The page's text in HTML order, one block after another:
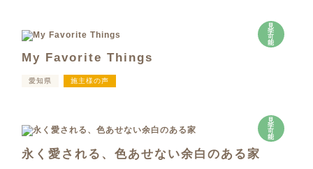
見
学
可
能
My Favorite Things
愛知県 施主様の声
見
学
可
能
永く愛される、色あせない余白のある家